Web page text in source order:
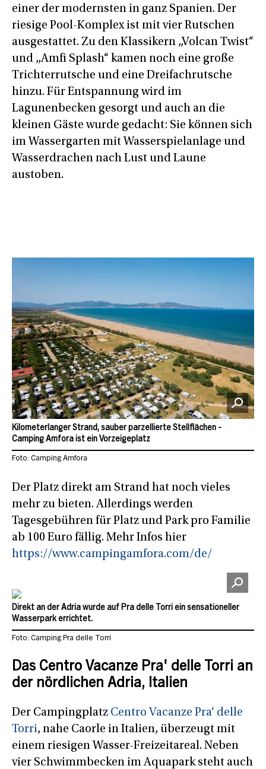
einer der modernsten in ganz Spanien. Der
riesige Pool-Komplex ist mit vier Rutschen
ausgestattet. Zu den Klassikern „Volcan Twist“
und „Amfi Splash“ kamen noch eine große
Trichterrutsche und eine Dreifachrutsche
hinzu. Für Entspannung wird im
Lagunenbecken gesorgt und auch an die
kleinen Gäste wurde gedacht: Sie können sich
im Wassergarten mit Wasserspielanlage und
Wasserdrachen nach Lust und Laune
austoben.
Der Platz direkt am Strand hat noch vieles
mehr zu bieten. Allerdings werden
Tagesgebühren für Platz und Park pro Familie
ab 100 Euro fällig. Mehr Infos hier
https://www.campingamfora.com/de/
Kilometerlanger Strand, sauber parzellierte Stellflächen -
Camping Amfora ist ein Vorzeigeplatz
Foto: Camping Amfora
Direkt an der Adria wurde auf Pra delle Torri ein sensationeller
Wasserpark errichtet.
Foto: Camping Pra delle Torri
Das Centro Vacanze Pra' delle Torri an
der nördlichen Adria, Italien
Der Campingplatz Centro Vacanze Pra‘ delle
Torri, nahe Caorle in Italien, überzeugt mit
einem riesigen Wasser-Freizeitareal. Neben
vier Schwimmbecken im Aquapark steht auch